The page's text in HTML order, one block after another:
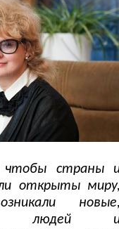
страны
открыты
людей